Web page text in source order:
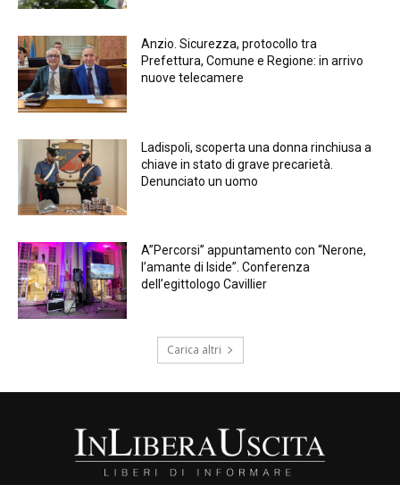
Anzio. Sicurezza, protocollo tra
Prefettura, Comune e Regione: in arrivo
nuove telecamere
Ladispoli, scoperta una donna rinchiusa a
chiave in stato di grave precarietà.
Denunciato un uomo
A”Percorsi” appuntamento con “Nerone,
l’amante di Iside”. Conferenza
dell’egittologo Cavillier
Carica altri